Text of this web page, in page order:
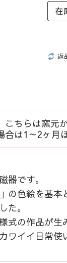
返
こちらは窯元
は1～2ヶ月
器です。
の色絵を基
た。
の作品が生
イイ日常